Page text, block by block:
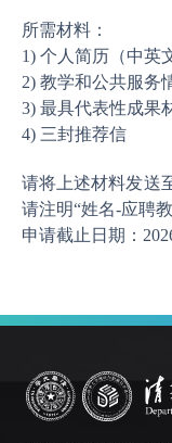
所需材料：
1) 个人简历（中英
2) 教学和公共服务
3) 最具代表性成果
4) 三封推荐信
请将上述材料发送
请注明“姓名-应聘
申请截止日期：
清华大学统计与